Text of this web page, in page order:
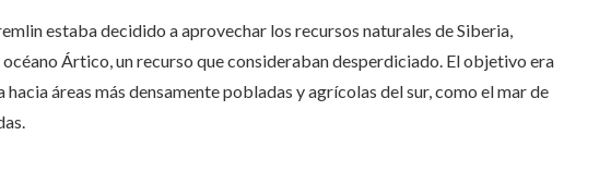
estaba decidido a aprovechar los recursos naturales de Siberia,
Ártico, un recurso que consideraban desperdiciado. El objetivo era
áreas más densamente pobladas y agrícolas del sur, como el mar de